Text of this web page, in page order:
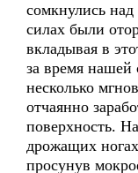
сомкнулись
силах были
вкладывая в
за время нашей
несколько
отчаянно
поверхность.
дрожащих
просунув